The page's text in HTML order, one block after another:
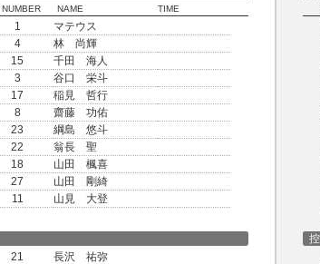
NUMBER NAME TIME
1
マテウス
4
林 尚輝
15
千田 海人
3
谷口 栄斗
17
稲見 哲行
8
齋藤 功佑
23
綱島 悠斗
22
翁長 聖
18
山田 楓喜
27
山田 剛綺
11 山見 大登
21
長沢 祐弥